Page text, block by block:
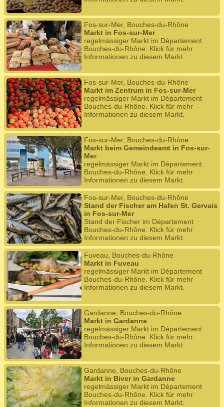
Fos-sur-Mer, Bouches-du-Rhône
Markt in Fos-sur-Mer
regelmässiger Markt im Département
Bouches-du-Rhône. Klick für mehr
Informationen zu diesem Markt.
Fos-sur-Mer, Bouches-du-Rhône
Markt im Zentrum in Fos-sur-Mer
regelmässiger Markt im Département
Bouches-du-Rhône. Klick für mehr
Informationen zu diesem Markt.
Fos-sur-Mer, Bouches-du-Rhône
Markt beim Gemeindeamt in Fos-sur-
Mer
regelmässiger Markt im Département
Bouches-du-Rhône. Klick für mehr
Informationen zu diesem Markt.
Fos-sur-Mer, Bouches-du-Rhône
Stand der Fischer am Hafen St. Gervais
in Fos-sur-Mer
Stand der Fischer im Département
Bouches-du-Rhône. Klick für mehr
Informationen zu diesem Markt.
Fuveau, Bouches-du-Rhône
Markt in Fuveau
regelmässiger Markt im Département
Bouches-du-Rhône. Klick für mehr
Informationen zu diesem Markt.
Gardanne, Bouches-du-Rhône
Markt in Gardanne
regelmässiger Markt im Département
Bouches-du-Rhône. Klick für mehr
Informationen zu diesem Markt.
Gardanne, Bouches-du-Rhône
Markt in Biver in Gardanne
regelmässiger Markt im Département
Bouches-du-Rhône. Klick für mehr
Informationen zu diesem Markt.